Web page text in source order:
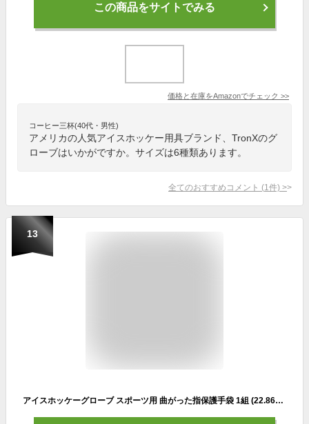
この商品をサイトでみる
価格と在庫をAmazonでチェック >>
コーヒー三杯(40代・男性)
アメリカの人気アイスホッケー用具ブランド、TronXのグ
ローブはいかがですか。サイズは6種類あります。
全てのおすすめコメント (1 件) >
13
アイスホッケーグローブ スポーツ用 曲がった指保護手袋 1組 (22.86cm / 9インチ)